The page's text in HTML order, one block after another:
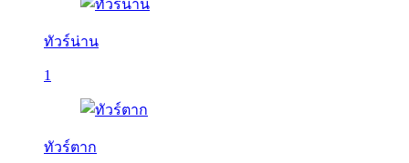
ทัวร์น่าน
1
ทัวร์ตาก